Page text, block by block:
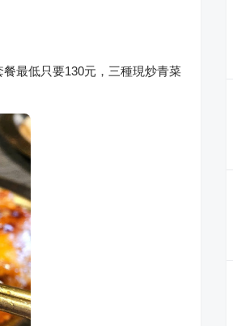
最低只要130元，三種現炒青菜